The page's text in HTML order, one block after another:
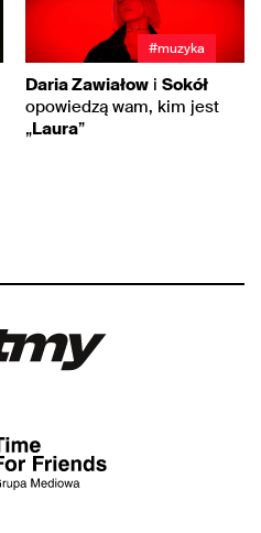
#muzyka
Daria Zawiałow i Sokół
opowiedzą wam, kim jest
„Laura”